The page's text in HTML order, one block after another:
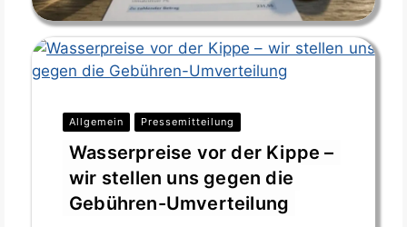
Allgemein Pressemitteilung
Wasserpreise vor der Kippe –
wir stellen uns gegen die
Gebühren-Umverteilung